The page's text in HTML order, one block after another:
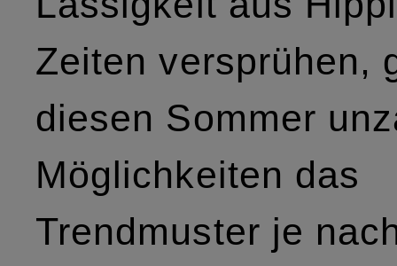
Zeiten versprühen,
diesen Sommer
Möglichkeiten das
Trendmuster je